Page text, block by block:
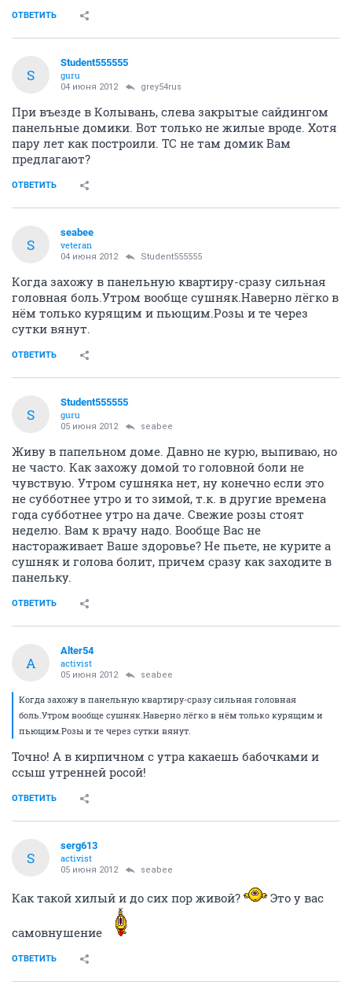
ОТВЕТИТЬ
S
Student555555
guru
04 июня 2012 grey54rus
При въезде в Колывань, слева закрытые сайдингом
панельные домики. Вот только не жилые вроде. Хотя
пару лет как построили. ТС не там домик Вам
предлагают?
ОТВЕТИТЬ
S
seabee
veteran
04 июня 2012 Student555555
Когда захожу в панельную квартиру-сразу сильная
головная боль.Утром вообще сушняк.Наверно лёгко в
нём только курящим и пьющим.Розы и те через
сутки вянут.
ОТВЕТИТЬ
S
Student555555
guru
05 июня 2012 seabee
Живу в папельном доме. Давно не курю, выпиваю, но
не часто. Как захожу домой то головной боли не
чувствую. Утром сушняка нет, ну конечно если это
не субботнее утро и то зимой, т.к. в другие времена
года субботнее утро на даче. Свежие розы стоят
неделю. Вам к врачу надо. Вообще Вас не
настораживает Ваше здоровье? Не пьете, не курите а
сушняк и голова болит, причем сразу как заходите в
панельку.
ОТВЕТИТЬ
A
Alter54
activist
05 июня 2012 seabee
Когда захожу в панельную квартиру-сразу сильная головная
боль.Утром вообще сушняк.Наверно лёгко в нём только курящим и
пьющим.Розы и те через сутки вянут.
Точно! А в кирпичном с утра какаешь бабочками и
ссыш утренней росой!
ОТВЕТИТЬ
S
serg613
activist
05 июня 2012 seabee
Как такой хилый и до сих пор живой? Это у вас
самовнушение
ОТВЕТИТЬ